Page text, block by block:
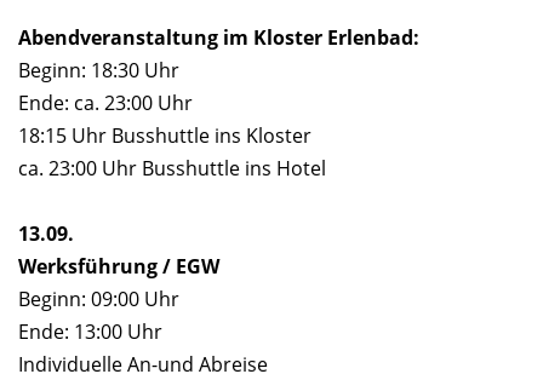
Ich willige mit dem Absenden des Formulars ein, dass meine
Daten zum Zwecke der Kontaktaufnahme oder zur
Bearbeitung der Anfrage verarbeitet werden. Ich beachte und
derDatenschutzerklärung
SENDEN
Abendveranstaltung im Kloster Erlenbad:
Beginn: 18:30 Uhr
Ende: ca. 23:00 Uhr
18:15 Uhr Busshuttle ins Kloster
ca. 23:00 Uhr Busshuttle ins Hotel
13.09.
Werksführung / EGW
Beginn: 09:00 Uhr
Ende: 13:00 Uhr
Individuelle An-und Abreise